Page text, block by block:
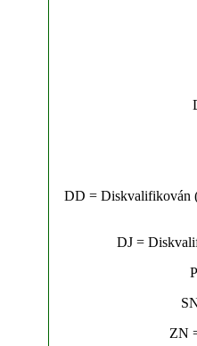
DD = Diskvalifikován
DJ =
ZN